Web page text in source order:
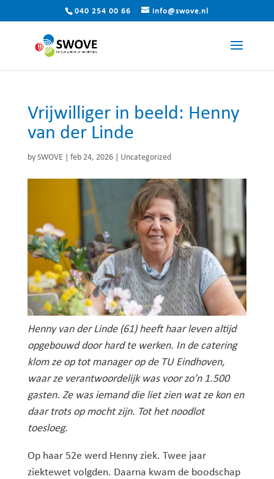
040 254 00 66 info@swove.nl
Vrijwilliger in beeld: Henny
van der Linde
by SWOVE feb 24, 2026| Uncategorized
Henny van der Linde (61) heeft haar leven altijd
opgebouwd door hard te werken. In de catering
klom ze op tot manager op de TU Eindhoven,
waar ze verantwoordelijk was voor zo’n 1.500
gasten. Ze was iemand die liet zien wat ze kon en
daar trots op mocht zijn. Tot het noodlot
toesloeg.
Op haar 52e werd Henny ziek. Twee jaar
ziektewet volgden. Daarna kwam de boodschap